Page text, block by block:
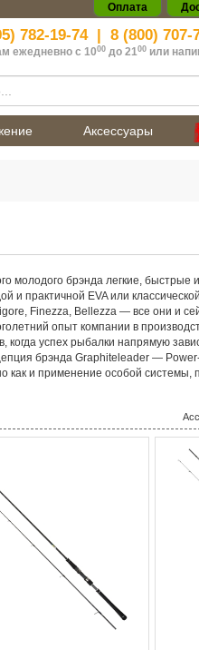
Оплата
782-19-74| 8 (800) 707-
ежедневно с 1000до 2100 или
Аксессуары
брэнда легкие, быстрые
практичной EVA или
Finezza, Bellezza — все они и
опыт компании в
успех рыбалки напрямую
брэнда Graphiteleader —
как и применение особой